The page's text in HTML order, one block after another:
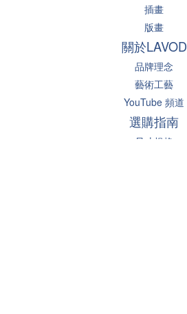
插畫
版畫
關於LAVOD
品牌理念
藝術工藝
YouTube 頻道
選購指南
尺寸規格